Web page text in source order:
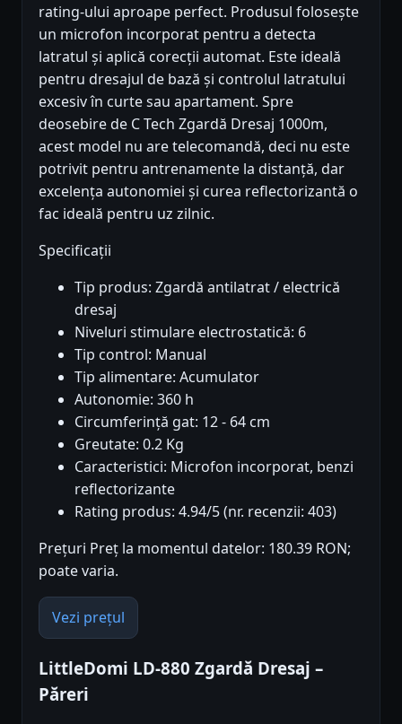
rating-ului aproape perfect. Produsul folosește
un microfon incorporat pentru a detecta
latratul și aplică corecții automat. Este ideală
pentru dresajul de bază și controlul latratului
excesiv în curte sau apartament. Spre
deosebire de C Tech Zgardă Dresaj 1000m,
acest model nu are telecomandă, deci nu este
potrivit pentru antrenamente la distanță, dar
excelența autonomiei și curea reflectorizantă o
fac ideală pentru uz zilnic.
Specificații
Tip produs: Zgardă antilatrat / electrică
dresaj
Niveluri stimulare electrostatică: 6
Tip control: Manual
Tip alimentare: Acumulator
Autonomie: 360 h
Circumferință gat: 12 - 64 cm
Greutate: 0.2 Kg
Caracteristici: Microfon incorporat, benzi
reflectorizante
Rating produs: 4.94/5 (nr. recenzii: 403)
Prețuri Preț la momentul datelor: 180.39 RON;
poate varia.
Vezi prețul
LittleDomi LD-880 Zgardă Dresaj –
Păreri